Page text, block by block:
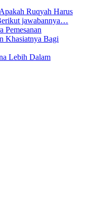
Ruqyah Harus
jawabannya…
Pemesanan
Khasiatnya Bagi
Lebih Dalam